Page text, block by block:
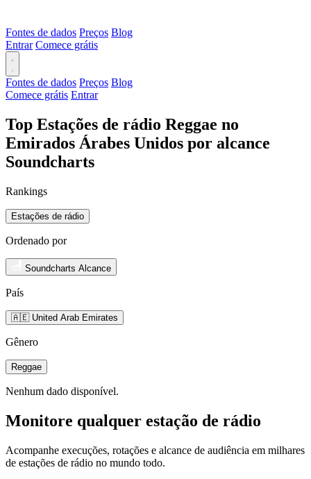
Fontes de dados Preços Blog
Entrar Comece grátis
Fontes de dados Preços Blog
Comece grátis Entrar
Top Estações de rádio Reggae no
Emirados Árabes Unidos por alcance
Soundcharts
Rankings
Estações de rádio
Ordenado por
Soundcharts Alcance
País
🇦🇪 United Arab Emirates
Gênero
Reggae
Nenhum dado disponível.
Monitore qualquer estação de rádio
Acompanhe execuções, rotações e alcance de audiência em milhares
de estações de rádio no mundo todo.